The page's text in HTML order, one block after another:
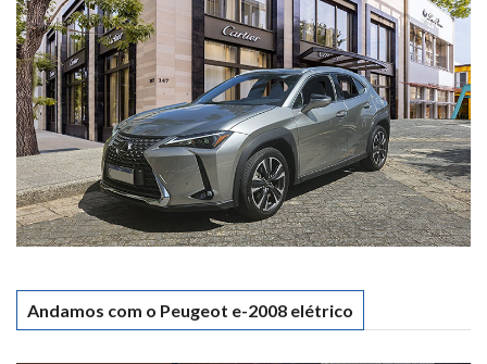
Andamos com o Peugeot e-2008 elétrico